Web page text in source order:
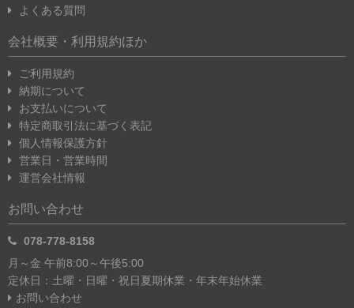
よくある質問
会社概要・利用規約ほか
ご利用規約
納期について
お支払いについて
特定商取引法に基づく表記
個人情報保護方針
営業日・営業時間
運営会社情報
お問い合わせ
078-778-8158
月～金 午前8:00～午後5:00
定休日：土曜・日曜・祝日 夏期休業・年末年始休業
お問い合わせ